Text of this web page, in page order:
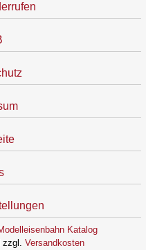
Katalog
zzgl. Versandkosten